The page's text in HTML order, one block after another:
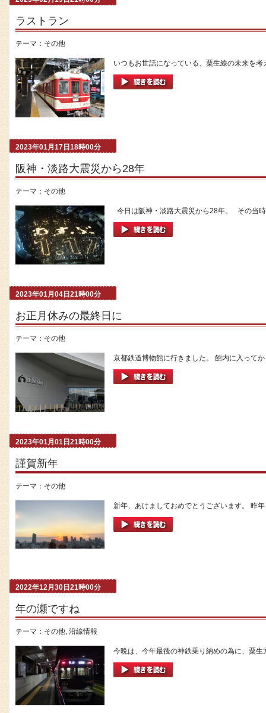
ラストラン
テーマ： その他
いつもお世話になっている、粟生線の未来を
2023年01月17日18時00分
阪神・淡路大震災から28年
テーマ： その他
今日は阪神・淡路大震災から28年。 その当
2023年01月04日21時00分
お正月休みの最終日に
テーマ： その他
京都鉄道博物館に行きました。 館内に入って
2023年01月01日21時00分
謹賀新年
テーマ： その他
新年、あけましておめでとうございます。 昨
2022年12月30日21時00分
年の瀬ですね
テーマ： その他 沿線情報
今晩は、今年最後の神鉄乗り納めの為に、粟